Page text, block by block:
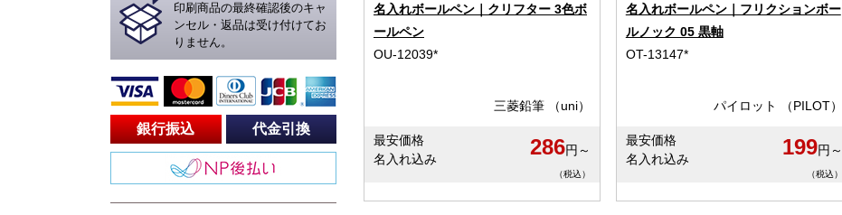
印刷商品の最終確認後のキャ
ンセル・返品は受け付けてお
りません。
銀行振込 代金引換
名入れボールペン｜クリフター 3色ボ
ールペン
OU-12039*
三菱鉛筆 （uni）
最安価格
名入れ込み
286円～
（税込）
名入れボールペン｜フリクションボー
ルノック 05 黒軸
OT-13147*
パイロット （PILOT）
最安価格
名入れ込み
199円～
（税込）